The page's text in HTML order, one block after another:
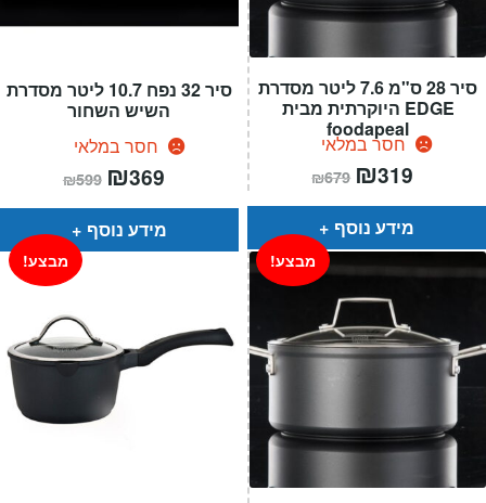
סיר 32 נפח 10.7 ליטר מסדרת
השיש השחור
חסר במלאי
₪599 המחיר
המקורי
היה:
₪599.
₪369
הוא:
מידע נוסף
סיר 28 ס"מ 7.6 ליטר מסדרת
EDGE היוקרתית מבית
foodapeal
חסר במלאי
₪679 המחיר
המקורי
היה:
₪679.
₪319
הוא:
מידע נוסף
מבצע! מבצע!